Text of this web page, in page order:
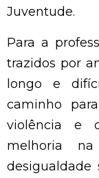
Juventude.
Para a
trazidos por
longo e
caminho
violência e
melhoria
desigualdade